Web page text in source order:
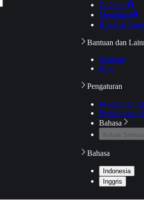
Daftarku
Mengikuti
Riwayat
Bantuan dan
Bantuan
Blog
Pengaturan
Pengaturan
Pemeriksaan
Bahasa
Keluar
Bahasa
Indonesia
Inggris